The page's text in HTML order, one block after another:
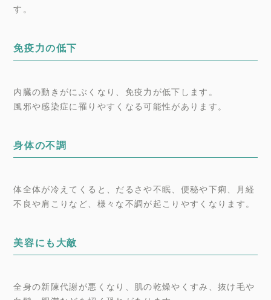
す。
免疫力の低下
内臓の動きがにぶくなり、免疫力が低下します。
風邪や感染症に罹りやすくなる可能性があります。
身体の不調
体全体が冷えてくると、だるさや不眠、便秘や下痢、月経
不良や肩こりなど、様々な不調が起こりやすくなります。
美容にも大敵
全身の新陳代謝が悪くなり、肌の乾燥やくすみ、抜け毛や